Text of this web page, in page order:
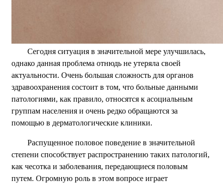
Сегодня ситуация в значительной мере улучшилась,
однако данная проблема отнюдь не утеряла своей
актуальности. Очень большая сложность для органов
здравоохранения состоит в том, что больные данными
патологиями, как правило, относятся к асоциальным
группам населения и очень редко обращаются за
помощью в дерматологические клиники.
Распущенное половое поведение в значительной
степени способствует распространению таких патологий,
как чесотка и заболевания, передающиеся половым
путем. Огромную роль в этом вопросе играет